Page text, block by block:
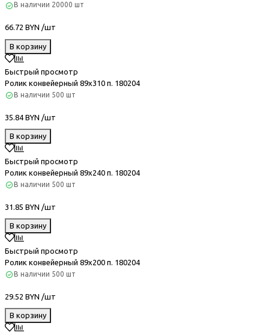
В наличии 20000 шт
66.72 BYN /шт
В корзину
Быстрый просмотр
Ролик конвейерный 89х310 п. 180204
В наличии 500 шт
35.84 BYN /шт
В корзину
Быстрый просмотр
Ролик конвейерный 89х240 п. 180204
В наличии 500 шт
31.85 BYN /шт
В корзину
Быстрый просмотр
Ролик конвейерный 89х200 п. 180204
В наличии 500 шт
29.52 BYN /шт
В корзину